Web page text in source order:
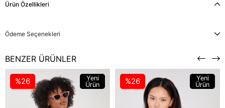
Ürün Özellikleri
Ödeme Seçenekleri
BENZER ÜRÜNLER
%26
Yeni
Ürün
%26
Yeni
Ürün